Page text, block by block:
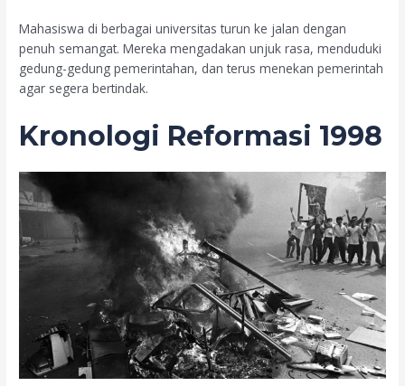
Mahasiswa di berbagai universitas turun ke jalan dengan
penuh semangat. Mereka mengadakan unjuk rasa, menduduki
gedung-gedung pemerintahan, dan terus menekan pemerintah
agar segera bertindak.
Kronologi Reformasi 1998